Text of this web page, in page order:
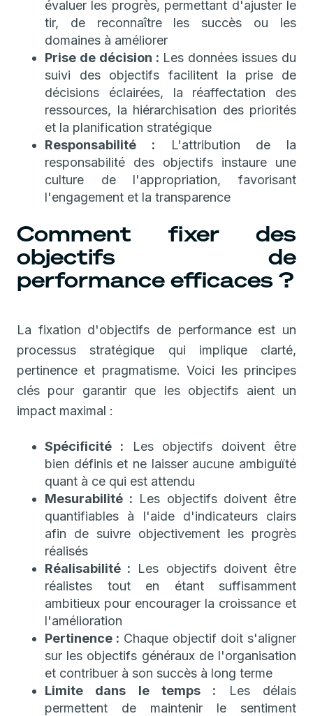
évaluer les progrès, permettant d'ajuster le
tir, de reconnaître les succès ou les
domaines à améliorer
Prise de décision : Les données issues du
suivi des objectifs facilitent la prise de
décisions éclairées, la réaffectation des
ressources, la hiérarchisation des priorités
et la planification stratégique
Responsabilité : L'attribution de la
responsabilité des objectifs instaure une
culture de l'appropriation, favorisant
l'engagement et la transparence
Comment fixer des
objectifs de
performance efficaces ?
La fixation d'objectifs de performance est un
processus stratégique qui implique clarté,
pertinence et pragmatisme. Voici les principes
clés pour garantir que les objectifs aient un
impact maximal :
Spécificité : Les objectifs doivent être
bien définis et ne laisser aucune ambiguïté
quant à ce qui est attendu
Mesurabilité : Les objectifs doivent être
quantifiables à l'aide d'indicateurs clairs
afin de suivre objectivement les progrès
réalisés
Réalisabilité : Les objectifs doivent être
réalistes tout en étant suffisamment
ambitieux pour encourager la croissance et
l'amélioration
Pertinence : Chaque objectif doit s'aligner
sur les objectifs généraux de l'organisation
et contribuer à son succès à long terme
Limite dans le temps : Les délais
permettent de maintenir le sentiment